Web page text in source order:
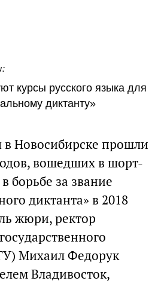
курсы русского языка для
диктанту»
в Новосибирске прошли
вошедших в шорт-
борьбе за звание
диктанта» в 2018
жюри, ректор
Михаил Федорук
Владивосток,